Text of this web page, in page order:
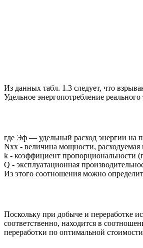
Из данных табл. 1.3 следует, что
Удельное энергопотребление
где Эф — удельный расход энергии на
Nxx - величина мощности, расходуемая
k - коэффициент пропорциональности
Q - эксплуатационная
Из этого соотношения можно
Поскольку при добыче и переработке
соответственно, находится в
переработки по оптимальной